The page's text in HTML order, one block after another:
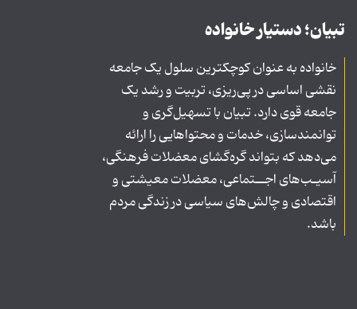
تبیان؛ دستیار خانواده
خانواده به عنوان کوچکترین سلول یک جامعه
نقشی اساسی در پی‌ریزی، تربیت و رشد یک
جامعه قوی دارد. تبیان با تسهیل‌گری و
توانمندسازی، خدمات و محتواهایی را ارائه
می‌دهد که بتواند گره‌گشای معضلات فرهنگی،
آسیـب‌های اجــتماعی، معضلات معیشتی و
اقتصادی و چالش‌های سیاسی در زندگی مردم
باشد.